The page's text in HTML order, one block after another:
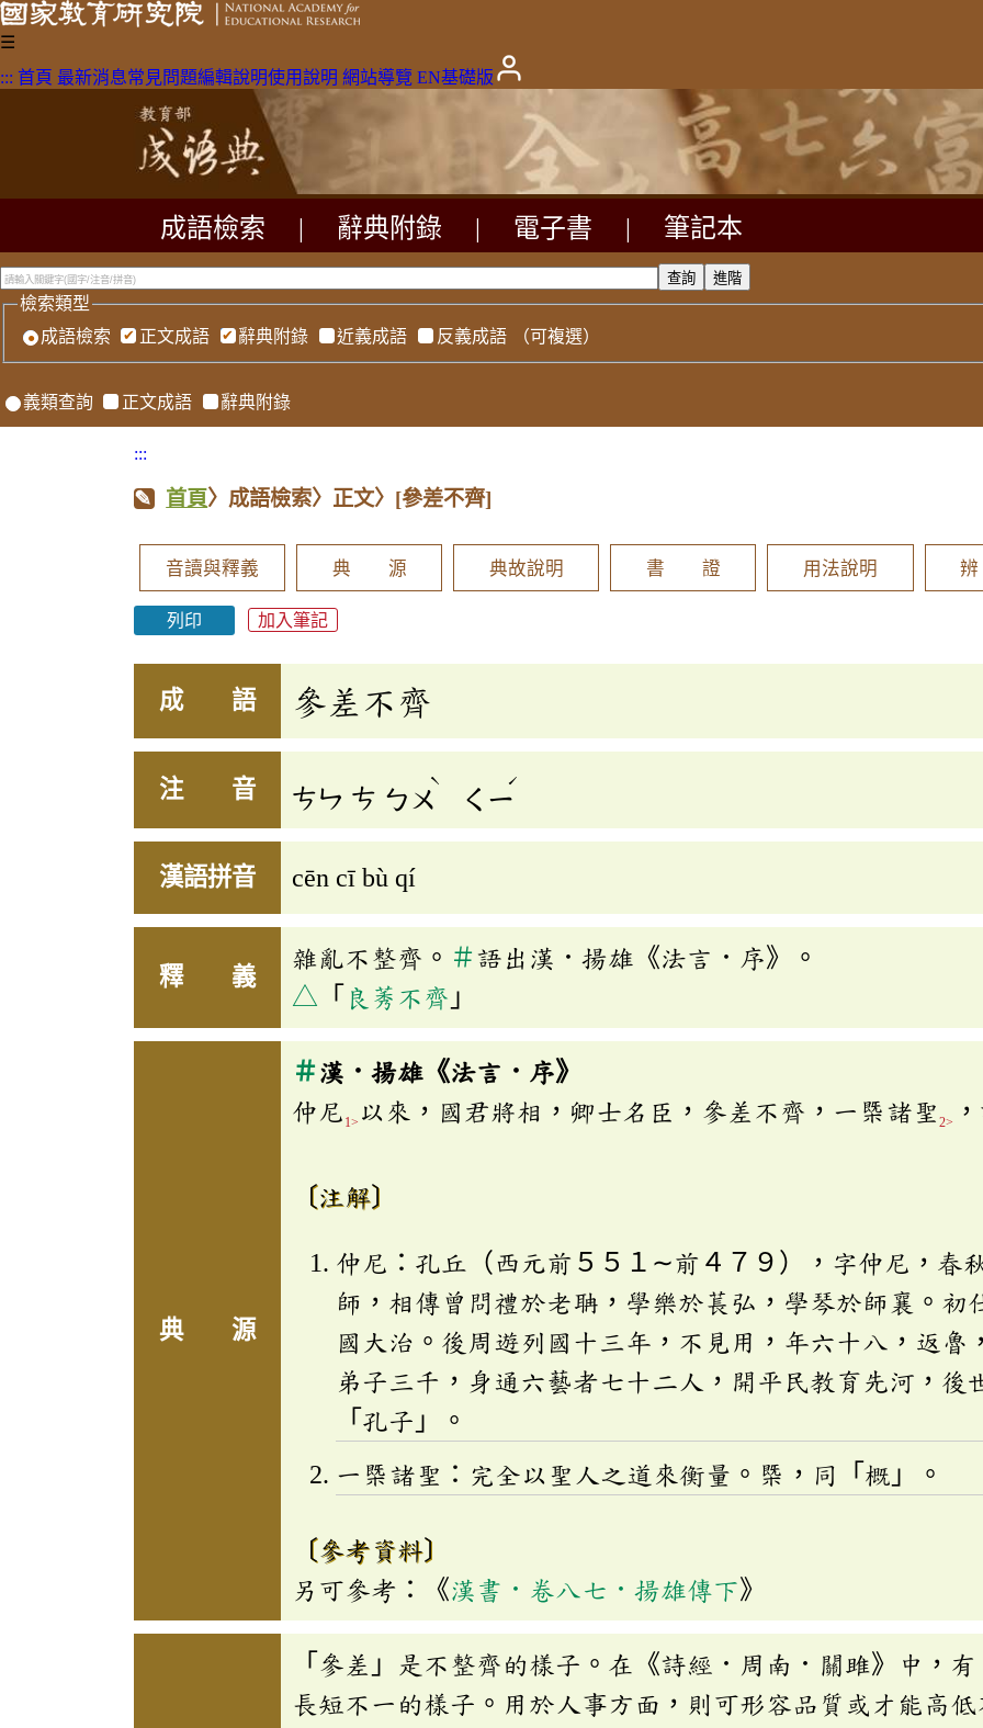
☰
::: 首頁 最新消息常見問題編輯說明使用說明 網站導覽 EN基礎版
成語檢索 辭典附錄 電子書 筆記本
檢索類型
成語檢索
正文成語 辭典附錄 近義成語 反義成語 （可複選）
義類查詢 正文成語 辭典附錄
:::
首頁〉成語檢索〉正文〉 [參差不齊]
音讀與釋義 典 源 典故說明 書 證 用法說明
列印 加入筆記
成 語 參差不齊
注 音 ㄘㄣ ㄘ ㄅㄨ
ˋ
ㄑㄧ
ˊ
漢語拼音 cēn cī bù qí
釋 義
雜亂不整齊。 ＃語出漢．揚雄《法言．序》。
△ 「 良莠不齊 」
典 源
＃漢．揚雄《法言．序》
仲尼 1> 以來，國君將相，卿士名臣，參差不齊，一㮣諸聖 2>
〔注解〕
仲尼：孔丘（西元前５５１∼前４７９），字仲尼，春
師，相傳曾問禮於老聃，學樂於萇弘，學琴於師襄。初
國大治。後周遊列國十三年，不見用，年六十八，返魯
弟子三千，身通六藝者七十二人，開平民教育先河，後
「孔子」。
一㮣諸聖：完全以聖人之道來衡量。㮣，同「概」。
〔參考資料〕
另可參考：《漢書．卷八七．揚雄傳下》
「參差」是不整齊的樣子。在《詩經．周南．關雎》中，
長短不一的樣子。用於人事方面，則可形容品質或才能高